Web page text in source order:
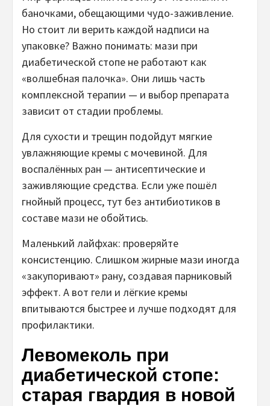
баночками, обещающими чудо-заживление.
Но стоит ли верить каждой надписи на
упаковке? Важно понимать: мази при
диабетической стопе не работают как
«волшебная палочка». Они лишь часть
комплексной терапии — и выбор препарата
зависит от стадии проблемы.
Для сухости и трещин подойдут мягкие
увлажняющие кремы с мочевиной. Для
воспалённых ран — антисептические и
заживляющие средства. Если уже пошёл
гнойный процесс, тут без антибиотиков в
составе мази не обойтись.
Маленький лайфхак: проверяйте
консистенцию. Слишком жирные мази иногда
«закупоривают» рану, создавая парниковый
эффект. А вот гели и лёгкие кремы
впитываются быстрее и лучше подходят для
профилактики.
Левомеколь при
диабетической стопе:
старая гвардия в новой